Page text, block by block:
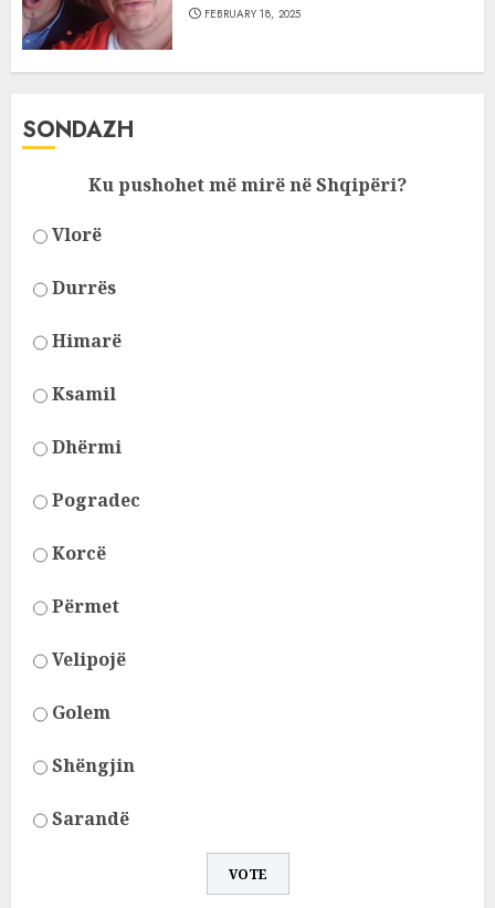
FEBRUARY 18, 2025
SONDAZH
Ku pushohet më mirë në Shqipëri?
Vlorë
Durrës
Himarë
Ksamil
Dhërmi
Pogradec
Korcë
Përmet
Velipojë
Golem
Shëngjin
Sarandë